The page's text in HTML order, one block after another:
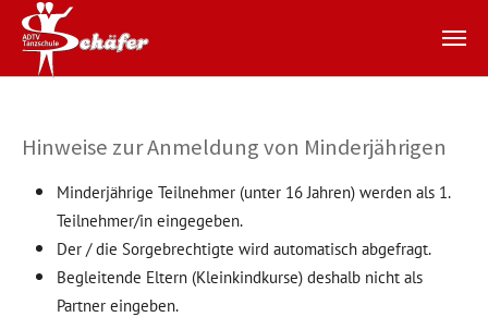
Hinweise zur Anmeldung von Minderjährigen
Minderjährige Teilnehmer (unter 16 Jahren) werden als 1.
Teilnehmer/in eingegeben.
Der / die Sorgebrechtigte wird automatisch abgefragt.
Begleitende Eltern (Kleinkindkurse) deshalb nicht als
Partner eingeben.